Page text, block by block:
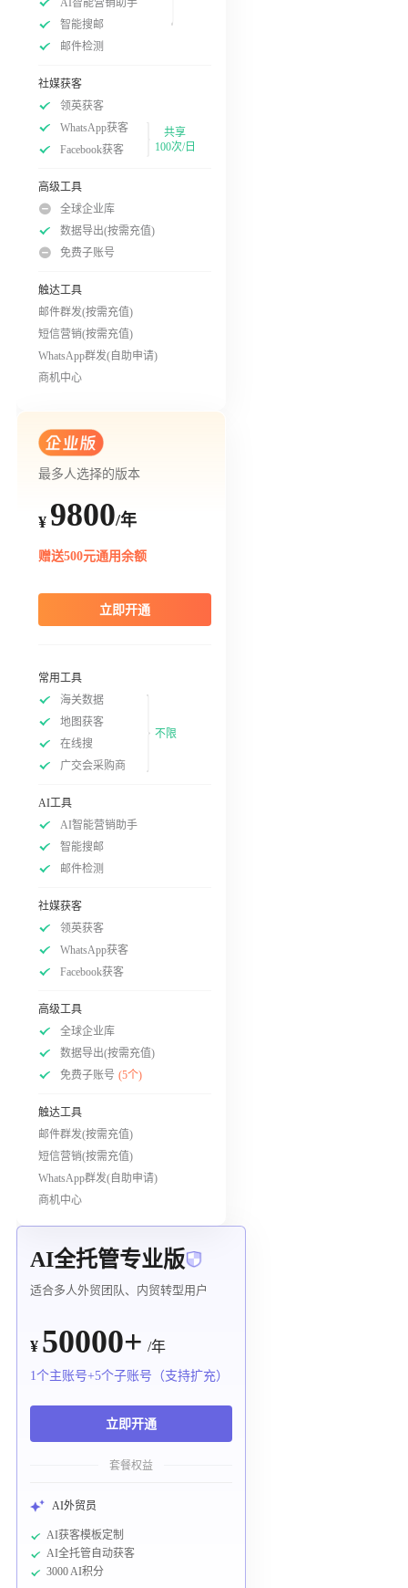
AI智能营销助手
智能搜邮
邮件检测
社媒获客
领英获客
WhatsApp获客
Facebook获客
共享
100次/日
高级工具
全球企业库
数据导出(按需充值)
免费子账号
触达工具
邮件群发(按需充值)
短信营销(按需充值)
WhatsApp群发(自助申请)
商机中心
最多人选择的版本
¥ 9800/年
赠送500元通用余额
立即开通
常用工具
海关数据
地图获客
在线搜
广交会采购商
不限
AI工具
AI智能营销助手
智能搜邮
邮件检测
社媒获客
领英获客
WhatsApp获客
Facebook获客
高级工具
全球企业库
数据导出(按需充值)
免费子账号 (5个)
触达工具
邮件群发(按需充值)
短信营销(按需充值)
WhatsApp群发(自助申请)
商机中心
AI全托管专业版
适合多人外贸团队、内贸转型用户
¥ 50000+ /年
1个主账号+5个子账号（支持扩充）
立即开通
套餐权益
AI外贸员
AI获客模板定制
AI全托管自动获客
3000 AI积分